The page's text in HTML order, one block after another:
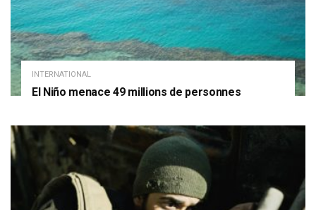
INTERNATIONAL
El Niño menace 49 millions de personnes